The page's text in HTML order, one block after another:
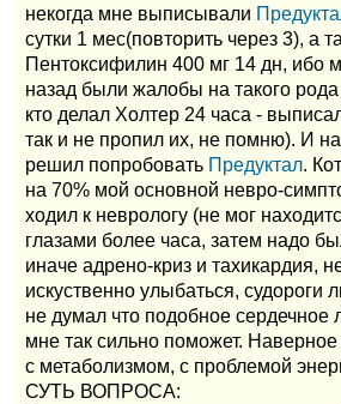
некогда мне выписывали
сутки 1 мес(повторить через 3), а
Пентоксифилин 400 мг 14 дн, ибо
назад были жалобы на такого рода
кто делал Холтер 24 часа -
так и не пропил их, не помню). И
решил попробовать Предуктал.
на 70% мой основной невро-
ходил к неврологу (не мог
глазами более часа, затем надо
иначе адрено-криз и тахикардия,
искуственно улыбаться, судороги
не думал что подобное сердечное
мне так сильно поможет. Наверное
с метаболизмом, с проблемой
СУТЬ ВОПРОСА: